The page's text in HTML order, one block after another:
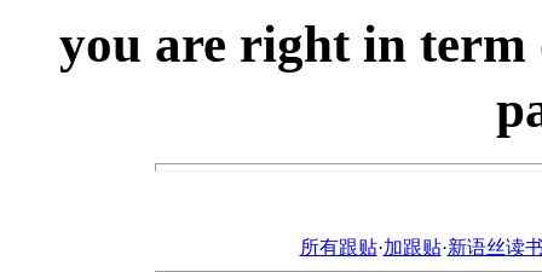
you are right in term
所有跟贴·加跟贴·新语丝读